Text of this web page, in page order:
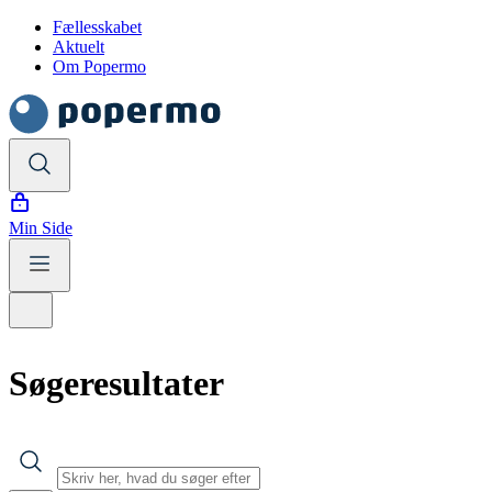
Fællesskabet
Aktuelt
Om Popermo
Min Side
Søgeresultater